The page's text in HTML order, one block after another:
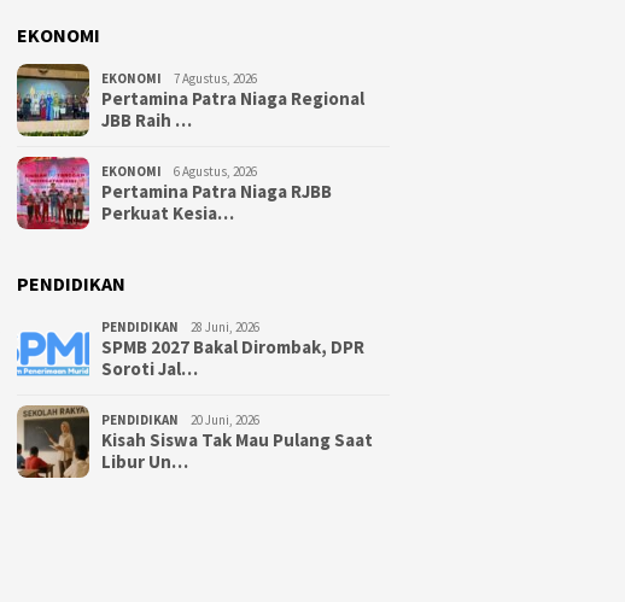
EKONOMI
EKONOMI 7 Agustus, 2026
Pertamina Patra Niaga Regional
JBB Raih …
EKONOMI 6 Agustus, 2026
Pertamina Patra Niaga RJBB
Perkuat Kesia…
PENDIDIKAN
PENDIDIKAN 28 Juni, 2026
SPMB 2027 Bakal Dirombak, DPR
Soroti Jal…
PENDIDIKAN 20 Juni, 2026
Kisah Siswa Tak Mau Pulang Saat
Libur Un…